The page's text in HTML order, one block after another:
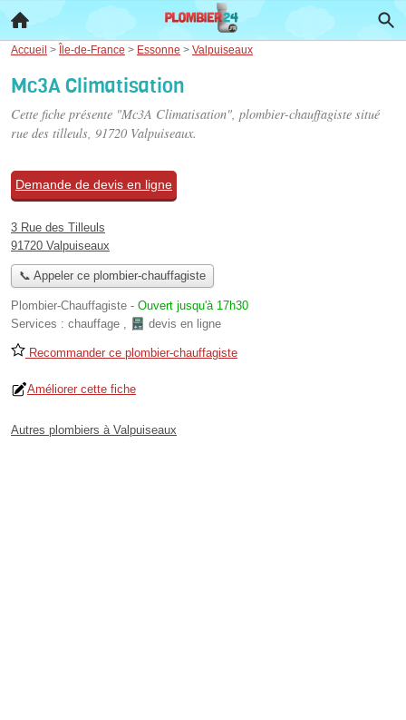
Accueil > Île-de-France > Essonne > Valpuiseaux
Mc3A Climatisation
Cette fiche présente "Mc3A Climatisation", plombier-chauffagiste situé
rue des tilleuls, 91720 Valpuiseaux.
Demande de devis en ligne
3 Rue des Tilleuls
91720 Valpuiseaux
📞 Appeler ce plombier-chauffagiste
Plombier-Chauffagiste - Ouvert jusqu'à 17h30
Services : chauffage , devis en ligne
Recommander ce plombier-chauffagiste
Améliorer cette fiche
Autres plombiers à Valpuiseaux